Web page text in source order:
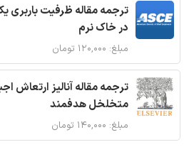
ترجمه مقاله ظرفیت باربری
در خاک نرم
مبلغ: ۱۲۰,۰۰۰ تومان
ترجمه مقاله آنالیز ارتعاش
متخلخل هدفمند
مبلغ: ۱۴۰,۰۰۰ تومان